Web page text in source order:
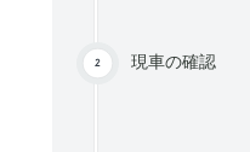
現車の確認